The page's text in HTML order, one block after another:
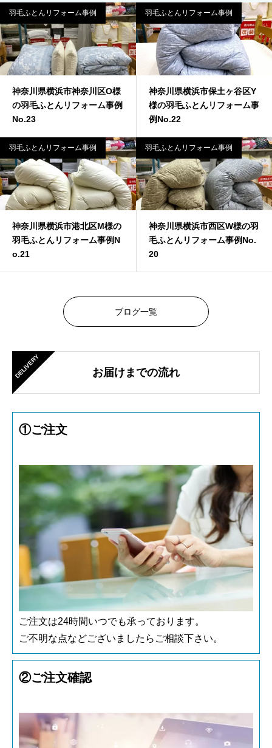
羽毛ふとんリフォーム事例
神奈川県横浜市神奈川区O様
の羽毛ふとんリフォーム事例
No.23
羽毛ふとんリフォーム事例
神奈川県横浜市保土ヶ谷区Y
様の羽毛ふとんリフォーム事
例No.22
羽毛ふとんリフォーム事例
神奈川県横浜市港北区M様の
羽毛ふとんリフォーム事例N
o.21
羽毛ふとんリフォーム事例
神奈川県横浜市西区W様の羽
毛ふとんリフォーム事例No.
20
ブログ一覧
DELIVERY お届けまでの流れ
①ご注文
ご注文は24時間いつでも承っております。
ご不明な点などございましたらご相談下さい。
②ご注文確認